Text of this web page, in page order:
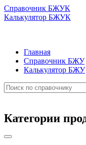
Справочник БЖУК
Калькулятор БЖУК
Главная
Справочник БЖУ
Калькулятор БЖУ
Категории